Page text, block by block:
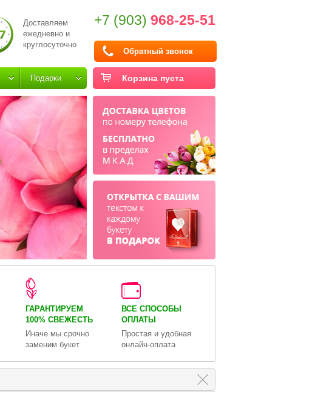
Доставляем
ежедневно и
круглосуточно
+7 (903) 968-25-51
Обратный звонок
Корзина пуста
Подарки
ГАРАНТИРУЕМ
100% СВЕЖЕСТЬ
Иначе мы срочно
заменим букет
ВСЕ СПОСОБЫ
ОПЛАТЫ
Простая и удобная
онлайн-оплата